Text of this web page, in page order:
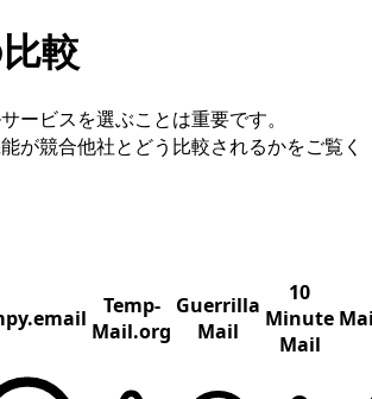
較
ービスを選ぶことは重要です。
が競合他社とどう比較されるかをご覧く
Temp-
Mail.org
Guerrilla
Mail
10
Minute
Mail